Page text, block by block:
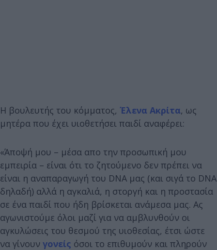
Η βουλευτής του κόμματος, Έλενα Ακρίτα, ως
μητέρα που έχει υιοθετήσει παιδί αναφέρει:
«Άποψή μου – μέσα απο την προσωπική μου
εμπειρία – είναι ότι το ζητούμενο δεν πρέπει να
είναι η αναπαραγωγή του DNA μας (και σιγά το DNA
δηλαδή) αλλά η αγκαλιά, η στοργή και η προστασία
σε ένα παιδί που ήδη βρίσκεται ανάμεσα μας. Ας
αγωνιστούμε όλοι μαζί για να αμβλυνθούν οι
αγκυλώσεις του θεσμού της υιοθεσίας, έτσι ώστε
να γίνουν γονείς όσοι το επιθυμούν και πληρούν